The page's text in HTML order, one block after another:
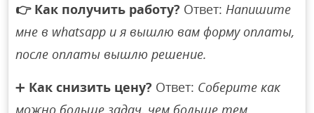
👉 Как получить работу? Ответ:Напишите
мне в whatsapp и я вышлю вам форму оплаты,
после оплаты вышлю решение.
➕ Как снизить цену? Ответ: Соберите как